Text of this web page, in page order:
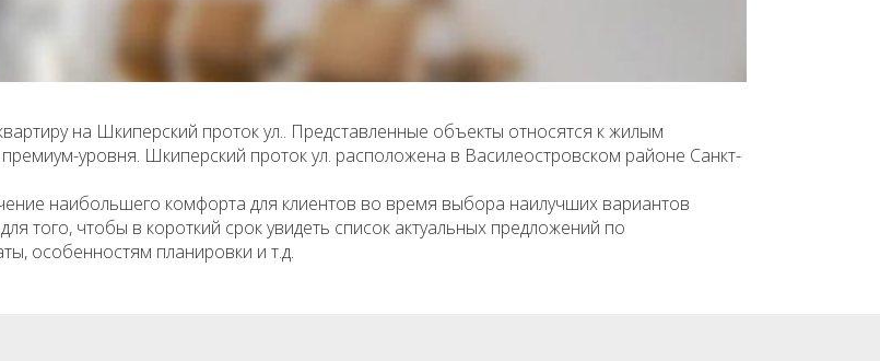
на Шкиперский проток ул.. Представленные объекты относятся к жилым
уровня. Шкиперский проток ул. расположена в Василеостровском районе Санкт-
наибольшего комфорта для клиентов во время выбора наилучших вариантов
того, чтобы в короткий срок увидеть список актуальных предложений по
особенностям планировки и т.д.